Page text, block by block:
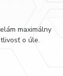
maximálny
o úle.